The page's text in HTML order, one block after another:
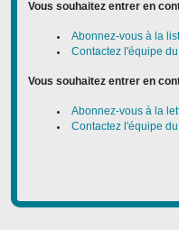
Vous souhaitez entrer en
Abonnez-vous à la
Contactez l'équipe du
Vous souhaitez entrer en
Abonnez-vous à la
Contactez l'équipe